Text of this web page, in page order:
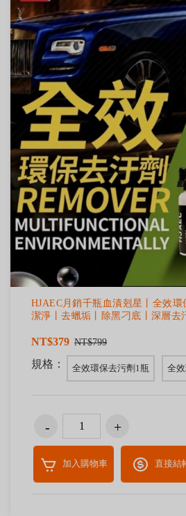
HJAEC月銷千瓶血漬剋星丨全效環
潔淨丨去蠟垢丨除黑刁底丨深層去
NT$379 NT$799
規格： 全效環保去污劑1瓶 全
加入購物車 直接結